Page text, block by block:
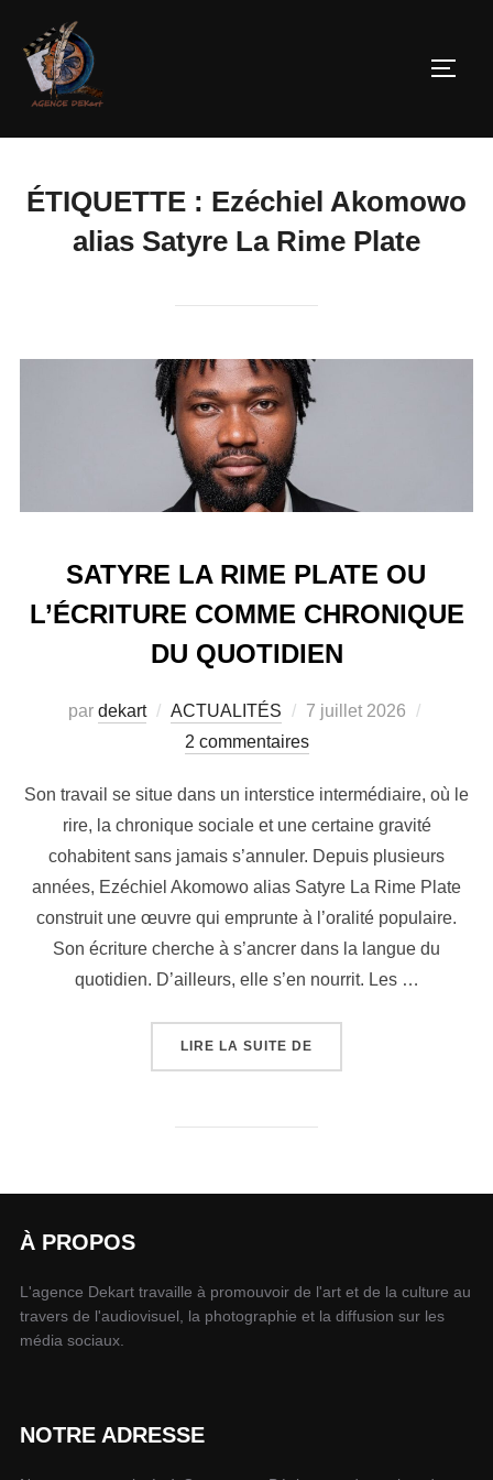
ÉTIQUETTE : Ezéchiel Akomowo
alias Satyre La Rime Plate
SATYRE LA RIME PLATE OU
L’ÉCRITURE COMME CHRONIQUE
DU QUOTIDIEN
par dekart ACTUALITÉS
7 juillet 2026
2 commentaires
Son travail se situe dans un interstice intermédiaire, où le
rire, la chronique sociale et une certaine gravité
cohabitent sans jamais s’annuler. Depuis plusieurs
années, Ezéchiel Akomowo alias Satyre La Rime Plate
construit une œuvre qui emprunte à l’oralité populaire.
Son écriture cherche à s’ancrer dans la langue du
quotidien. D’ailleurs, elle s’en nourrit. Les …
LIRE LA SUITE DE
À PROPOS
L'agence Dekart travaille à promouvoir de l'art et de la culture au
travers de l'audiovisuel, la photographie et la diffusion sur les
média sociaux.
NOTRE ADRESSE